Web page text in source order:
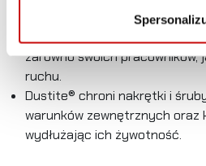
Korzystając ze wskaźników
przykład profesjonalizmu i
zarówno swoich
ruchu.
Dustite® chroni nakrętki i
warunków zewnętrznych oraz
wydłużając ich żywotność.